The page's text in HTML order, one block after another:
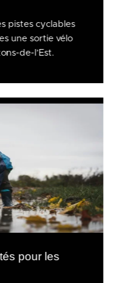
pistes cyclables
une sortie vélo
de-l’Est.
pour les